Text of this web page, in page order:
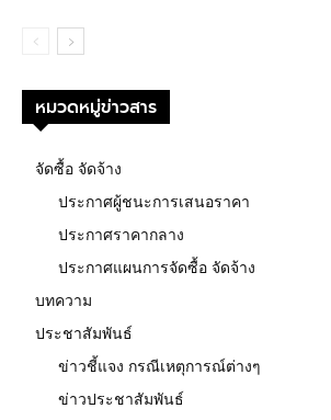
หมวดหมู่ข่าวสาร
จัดซื้อ จัดจ้าง
ประกาศผู้ชนะการเสนอราคา
ประกาศราคากลาง
ประกาศแผนการจัดซื้อ จัดจ้าง
บทความ
ประชาสัมพันธ์
ข่าวชี้แจง กรณีเหตุการณ์ต่างๆ
ข่าวประชาสัมพันธ์